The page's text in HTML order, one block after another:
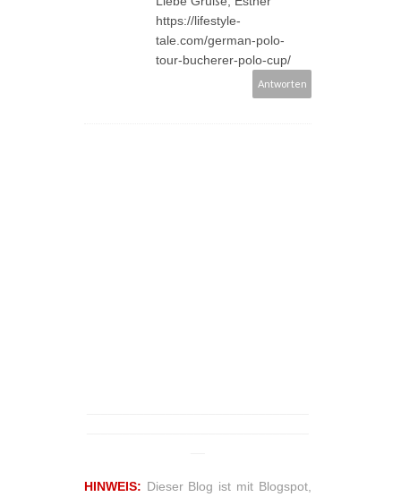
https://lifestyle-
tale.com/german-polo-
tour-bucherer-polo-cup/
Antworten
HINWEIS: Dieser Blog ist mit Blogspot,